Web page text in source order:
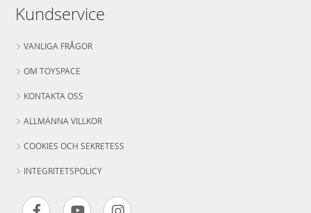
Kundservice
VANLIGA FRÅGOR
OM TOYSPACE
KONTAKTA OSS
ALLMÄNNA VILLKOR
COOKIES OCH SEKRETESS
INTEGRITETSPOLICY